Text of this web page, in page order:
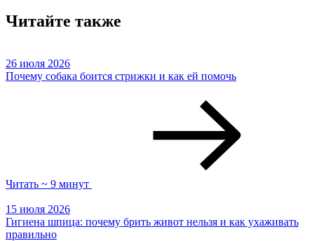
Читайте также
26 июля 2026
Почему собака боится стрижки и как ей помочь
Читать ~ 9 минут
15 июля 2026
Гигиена шпица: почему брить живот нельзя и как ухаживать
правильно